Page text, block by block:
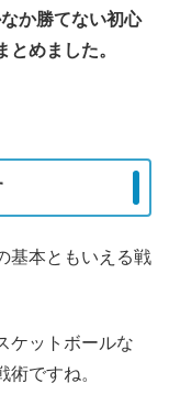
か勝てない初心
めました。
基本ともいえる戦
ケットボールな
ですね。